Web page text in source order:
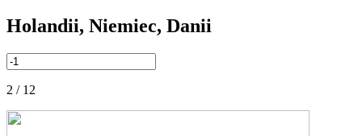
Holandii, Niemiec, Danii
2 / 12